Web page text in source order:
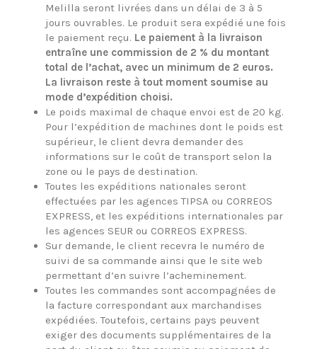
Melilla seront livrées dans un délai de 3 à 5
jours ouvrables. Le produit sera expédié une fois
le paiement reçu. Le paiement à la livraison
entraîne une commission de 2 % du montant
total de l’achat, avec un minimum de 2 euros.
La livraison reste à tout moment soumise au
mode d’expédition choisi.
Le poids maximal de chaque envoi est de 20 kg.
Pour l’expédition de machines dont le poids est
supérieur, le client devra demander des
informations sur le coût de transport selon la
zone ou le pays de destination.
Toutes les expéditions nationales seront
effectuées par les agences TIPSA ou CORREOS
EXPRESS, et les expéditions internationales par
les agences SEUR ou CORREOS EXPRESS.
Sur demande, le client recevra le numéro de
suivi de sa commande ainsi que le site web
permettant d’en suivre l’acheminement.
Toutes les commandes sont accompagnées de
la facture correspondant aux marchandises
expédiées. Toutefois, certains pays peuvent
exiger des documents supplémentaires de la